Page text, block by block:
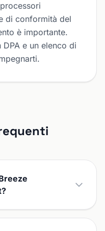
di conformità del
è importante.
e un elenco di